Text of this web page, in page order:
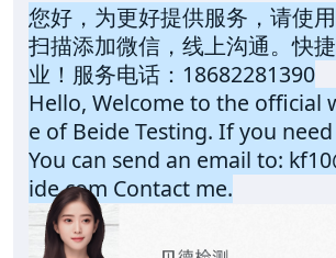
您好，为更好提供服务，请使
扫描添加微信，线上沟通。快
业！服务电话：18682281390
Hello, Welcome to the official
e of Beide Testing. If you
You can send an email to:
ide.com Contact me.